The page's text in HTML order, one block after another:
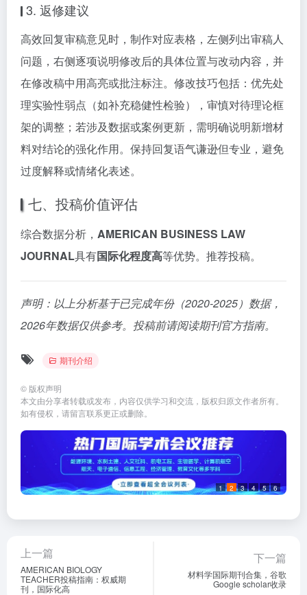
3. 返修建议
高效回复审稿意见时，制作对应表格，左侧列出审稿人
问题，右侧逐项说明修改后的具体位置与改动内容，并
在修改稿中用高亮或批注标注。修改技巧包括：优先处
理实验性弱点（如补充稳健性检验），审慎对待理论框
架的调整；若涉及数据或案例更新，需明确说明新增材
料对结论的强化作用。保持回复语气谦逊但专业，避免
过度解释或情绪化表述。
七、投稿价值评估
综合数据分析， AMERICAN BUSINESS LAW
JOURNAL具有国际化程度高等优势。推荐投稿。
声明：以上分析基于已完成年份（2020-2025）数据，
2026年数据仅供参考。投稿前请阅读期刊官方指南。
期刊介绍
© 版权声明
本文由分享者转载或发布，内容仅供学习和交流，版权归原文作者所有。
如有侵权，请留言联系更正或删除。
1 2 3 4 5 6
上一篇
AMERICAN BIOLOGY
TEACHER投稿指南：权威期
刊，国际化高
下一篇
材料学国际期刊合集，谷歌
Google scholar收录